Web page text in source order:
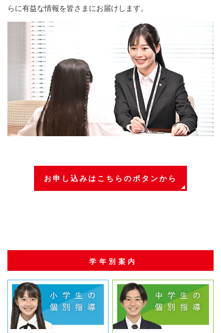
らに有益な情報を皆さまにお届けします。
お申し込みはこちらのボタンから
学年別案内